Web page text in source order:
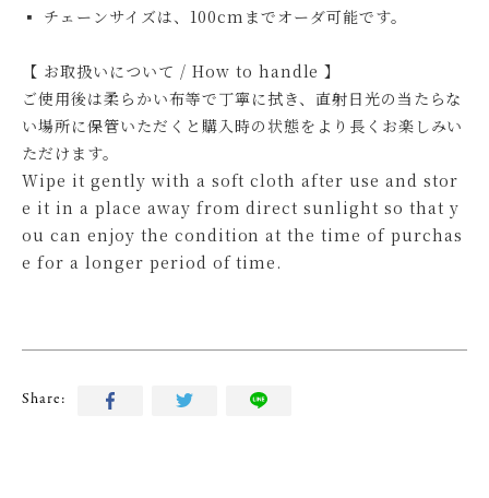
▪ チェーンサイズは、100cmまでオーダ可能です。
【 お取扱いについて / How to handle 】
ご使用後は柔らかい布等で丁寧に拭き、直射日光の当たらな
い場所に保管いただくと購入時の状態をより長くお楽しみい
ただけます。
Wipe it gently with a soft cloth after use and stor
e it in a place away from direct sunlight so that y
ou can enjoy the condition at the time of purchas
e for a longer period of time.
Share: